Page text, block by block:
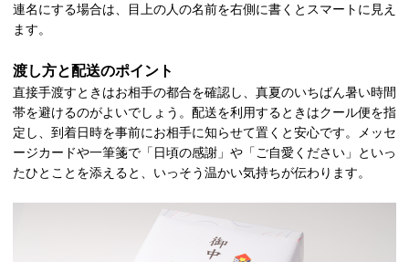
連名にする場合は、目上の人の名前を右側に書くとスマートに見え
ます。
渡し方と配送のポイント
直接手渡すときはお相手の都合を確認し、真夏のいちばん暑い時間
帯を避けるのがよいでしょう。配送を利用するときはクール便を指
定し、到着日時を事前にお相手に知らせて置くと安心です。メッセ
ージカードや一筆箋で「日頃の感謝」や「ご自愛ください」といっ
たひとことを添えると、いっそう温かい気持ちが伝わります。